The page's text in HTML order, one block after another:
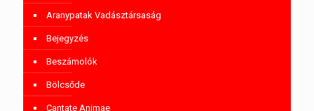
Aranypatak Vadásztársaság
Bejegyzés
Beszámolók
Bölcsőde
Cantate Animae